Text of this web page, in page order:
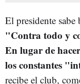
El presidente sabe
"Contra todo y
En lugar de
los constantes
recibe el club,